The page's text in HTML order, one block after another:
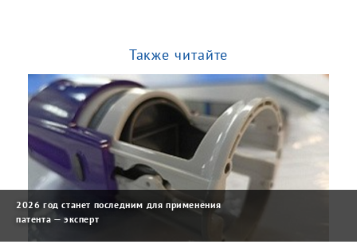
Также читайте
2026 год станет последним для применения
патента — эксперт